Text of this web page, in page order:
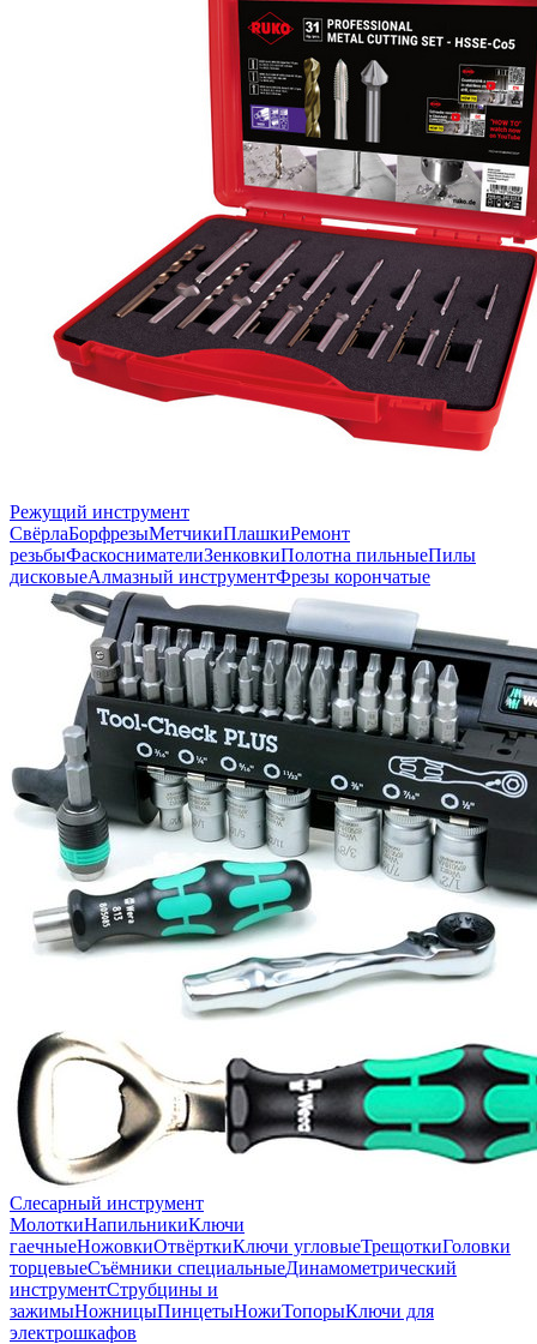
Режущий инструмент
СвёрлаБорфрезыМетчикиПлашкиРемонт
резьбыФаскоснимателиЗенковкиПолотна пильныеПилы
дисковыеАлмазный инструментФрезы корончатые
Слесарный инструмент
МолоткиНапильникиКлючи
гаечныеНожовкиОтвёрткиКлючи угловыеТрещоткиГоловки
торцевыеСъёмники специальныеДинамометрический
инструментСтрубцины и
зажимыНожницыПинцетыНожиТопорыКлючи для
электрошкафов